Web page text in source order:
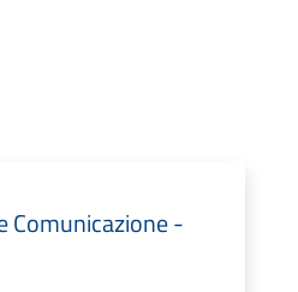
Comunicazione -